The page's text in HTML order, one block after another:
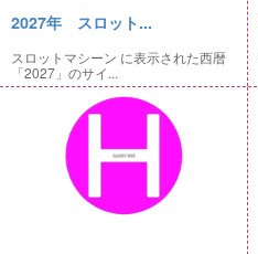
2027年 スロット...
スロットマシーン に表示された西暦
「2027」のサイ...